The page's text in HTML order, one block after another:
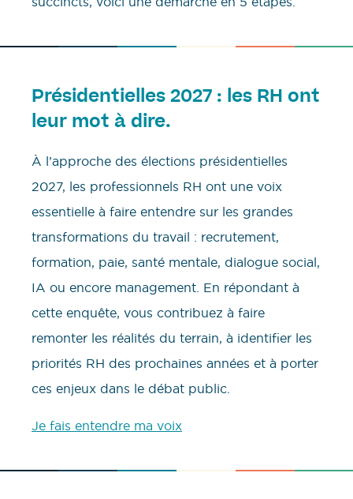
Présidentielles 2027 : les RH ont
leur mot à dire.
À l’approche des élections présidentielles
2027, les professionnels RH ont une voix
essentielle à faire entendre sur les grandes
transformations du travail : recrutement,
formation, paie, santé mentale, dialogue social,
IA ou encore management. En répondant à
cette enquête, vous contribuez à faire
remonter les réalités du terrain, à identifier les
priorités RH des prochaines années et à porter
ces enjeux dans le débat public.
Je fais entendre ma voix